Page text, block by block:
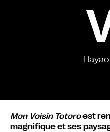
Mon Voisin Totoroest
magnifique et ses